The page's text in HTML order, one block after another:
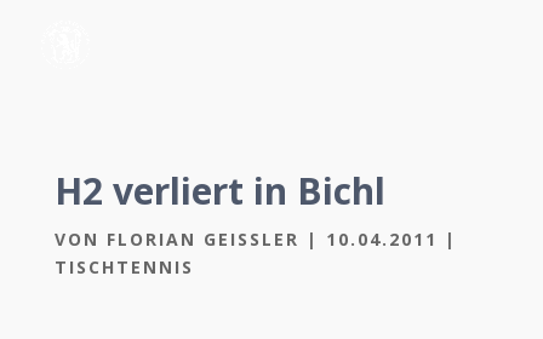
H2 verliert in Bichl
VON FLORIAN GEISSLER | 10.04.2011
|
TISCHTENNIS